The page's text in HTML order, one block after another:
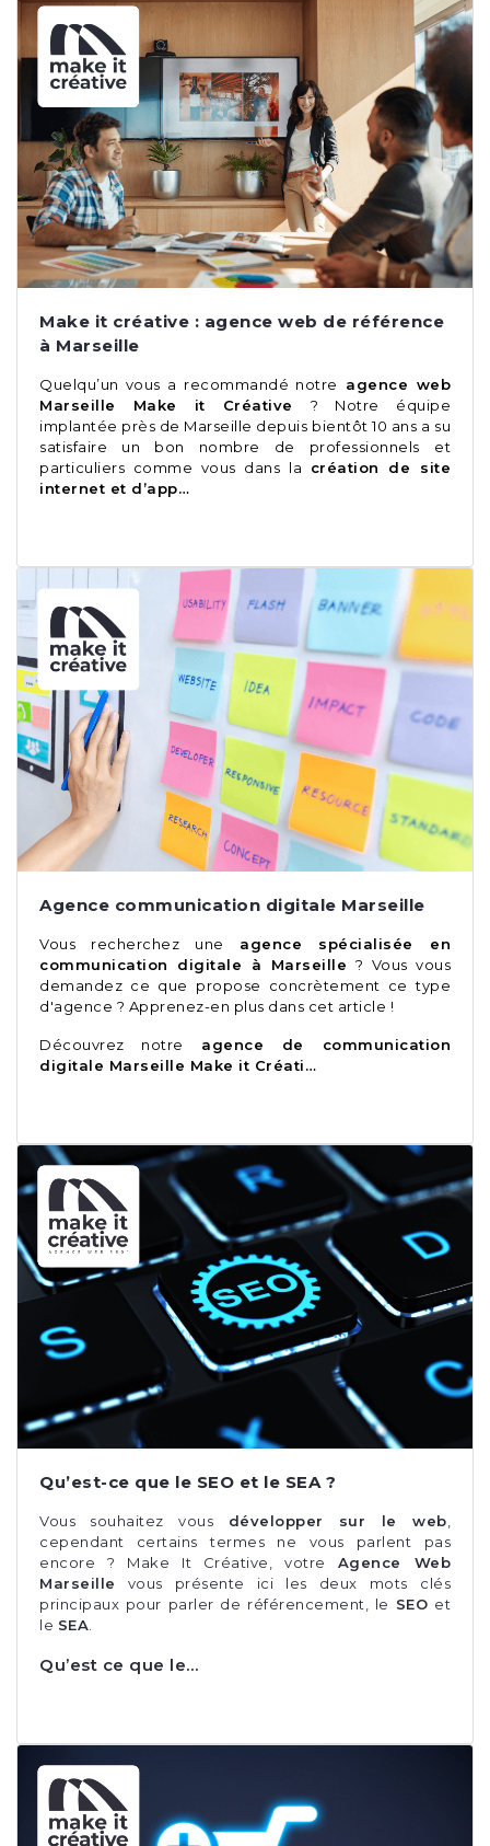
Make it créative : agence web de référence
à Marseille
Quelqu’un vous a recommandé notre
agence web
Marseille Make it Créative ? Notre équipe
implantée près de Marseille depuis bientôt 10 ans a su
satisfaire un bon nombre de professionnels et
particuliers comme vous dans la création de site
internet et d’app…
Agence communication digitale Marseille
Vous recherchez une agence spécialisée en
communication digitale à Marseille ? Vous vous
demandez ce que propose concrètement ce type
d'agence ? Apprenez-en plus dans cet article !
Découvrez notre
agence de communication
digitale Marseille Make it Créati…
Qu’est-ce que le SEO et le SEA ?
Vous souhaitez vous développer sur le web
cependant certains termes ne vous parlent pas
encore ? Make It Créative, votre Agence Web
Marseille vous présente ici les deux mots clés
principaux pour parler de référencement, le SEO et
le SEA
Qu’est ce que le…